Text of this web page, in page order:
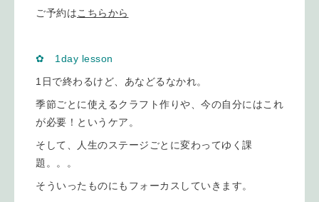
ご予約はこちらから
✿ 1day lesson
1日で終わるけど、あなどるなかれ。
季節ごとに使えるクラフト作りや、今の自分にはこれ
が必要！というケア。
そして、人生のステージごとに変わってゆく課
題。。。
そういったものにもフォーカスしていきます。